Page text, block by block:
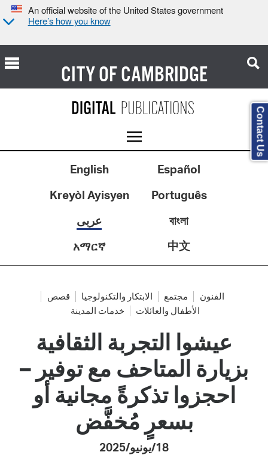
An official website of the United States government
Here’s how you know
CITY OFCAMBRIDGE
English
Español
Kreyòl Ayisyen
Português
عربى
বাংলা
አማርኛ
中文
الفنون مجتمع الابتكار والتكنولوجيا
قصص
الأطفال والعائلات
خدمات المدينة
عيشوا التجربة الثقافية
بزيارة المتاحف مع توفير –
احجزوا تذكرةً مجانية أو
بسعرٍ مُخفَّض
18/يونيو/2025
Contact Us